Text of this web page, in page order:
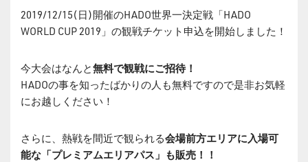
2019/12/15(日)開催のHADO世界一決定戦「HADO
WORLD CUP 2019」の観戦チケット申込を開始しました！
今大会はなんと無料で観戦にご招待！
HADOの事を知ったばかりの人も無料ですので是非お気軽
にお越しください！
さらに、熱戦を間近で観られる会場前方エリアに入場可
能な「プレミアムエリアパス」も販売！！